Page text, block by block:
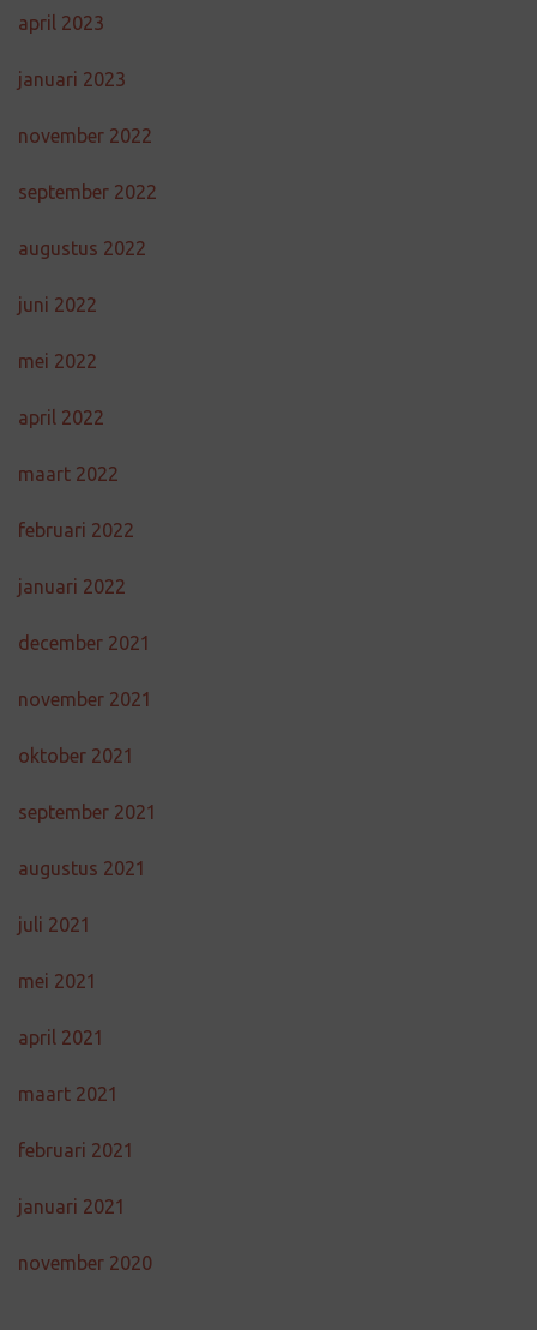
april 2023
januari 2023
november 2022
september 2022
augustus 2022
juni 2022
mei 2022
april 2022
maart 2022
februari 2022
januari 2022
december 2021
november 2021
oktober 2021
september 2021
augustus 2021
juli 2021
mei 2021
april 2021
maart 2021
februari 2021
januari 2021
november 2020